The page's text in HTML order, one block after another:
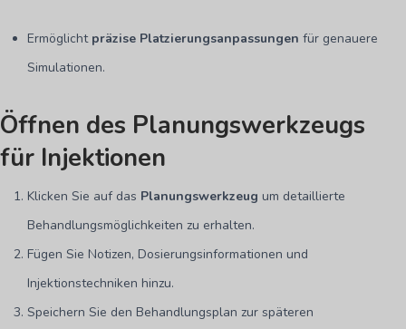
Ermöglicht präzise Platzierungsanpassungen für genauere
Simulationen.
Öffnen des Planungswerkzeugs
für Injektionen
Klicken Sie auf das Planungswerkzeug um detaillierte
Behandlungsmöglichkeiten zu erhalten.
Fügen Sie Notizen, Dosierungsinformationen und
Injektionstechniken hinzu.
Speichern Sie den Behandlungsplan zur späteren